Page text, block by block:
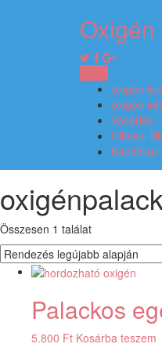
oxigén
oxigén
Vásárlás
Cikkek-
Kezdőlap
Összesen 1 találat
Palackos
5.800 Ft Kosárba teszem